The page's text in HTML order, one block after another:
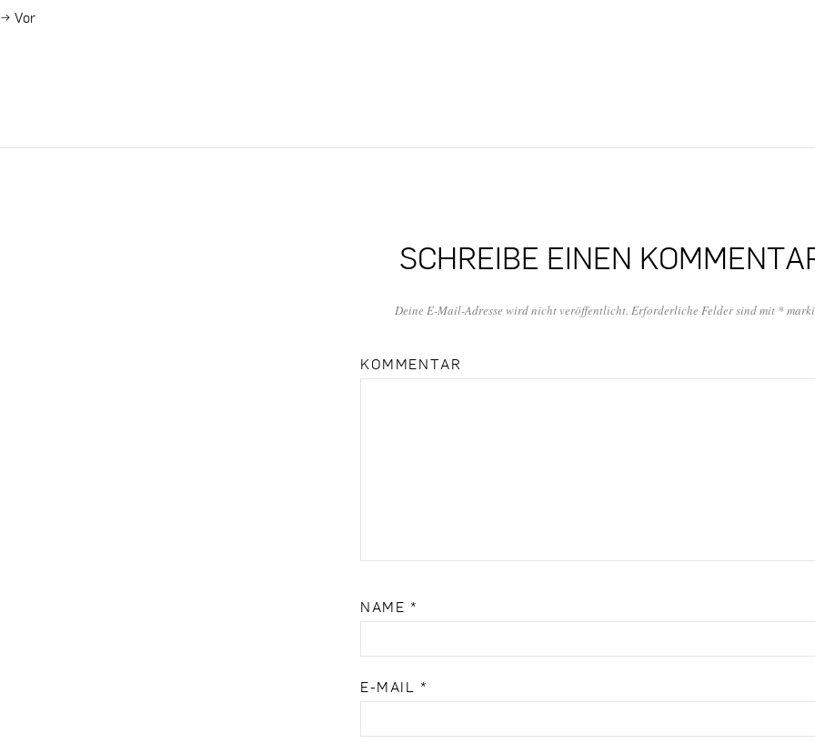
→ Vor
SCHREIBE EINEN
Deine E-Mail-Adresse wird nicht veröffentlicht. Erforderliche Felder sind mit *
KOMMENTAR
NAME *
E-MAIL*